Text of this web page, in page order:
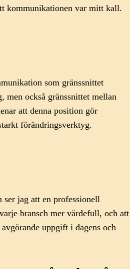
kommunikationen var mitt kall.
som gränssnittet
men också gränssnittet mellan
att denna position gör
förändringsverktyg.
ser jag att en professionell
bransch mer värdefull, och att
uppgift i dagens och